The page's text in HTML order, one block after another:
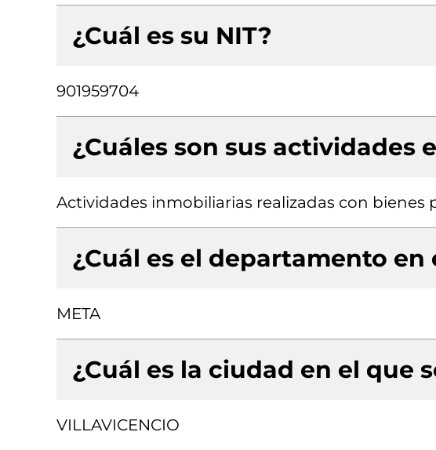
¿Cuál es su NIT?
901959704
¿Cuáles son sus actividades
Actividades inmobiliarias realizadas con bienes
¿Cuál es el departamento en
META
¿Cuál es la ciudad en el que
VILLAVICENCIO